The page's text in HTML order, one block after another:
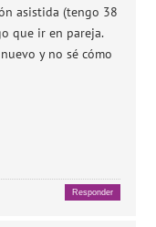
asistida (tengo 38
que ir en pareja.
y no sé cómo
Responder